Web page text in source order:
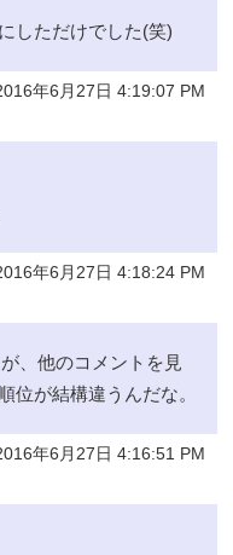
しただけでした(笑)
年6月27日 4:19:07 PM
年6月27日 4:18:24 PM
、他のコメントを見
位が結構違うんだな。
年6月27日 4:16:51 PM